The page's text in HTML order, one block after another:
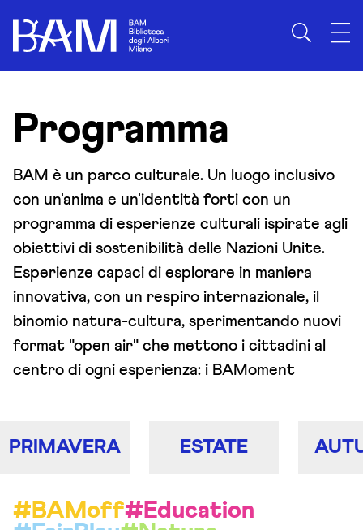
Programma
BAM è un parco culturale. Un luogo inclusivo
con un'anima e un'identità forti con un
programma di esperienze culturali ispirate agli
obiettivi di sostenibilità delle Nazioni Unite.
Esperienze capaci di esplorare in maniera
innovativa, con un respiro internazionale, il
binomio natura-cultura, sperimentando nuovi
format "open air" che mettono i cittadini al
centro di ogni esperienza: i BAMoment
PRIMAVERA ESTATE
#BAMoff#Education